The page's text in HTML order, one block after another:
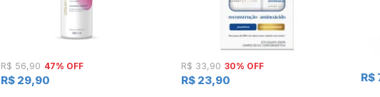
R$ 56,90 47% OFF
R$ 29,90
R$ 33,90 30% OFF
R$ 23,90 R$